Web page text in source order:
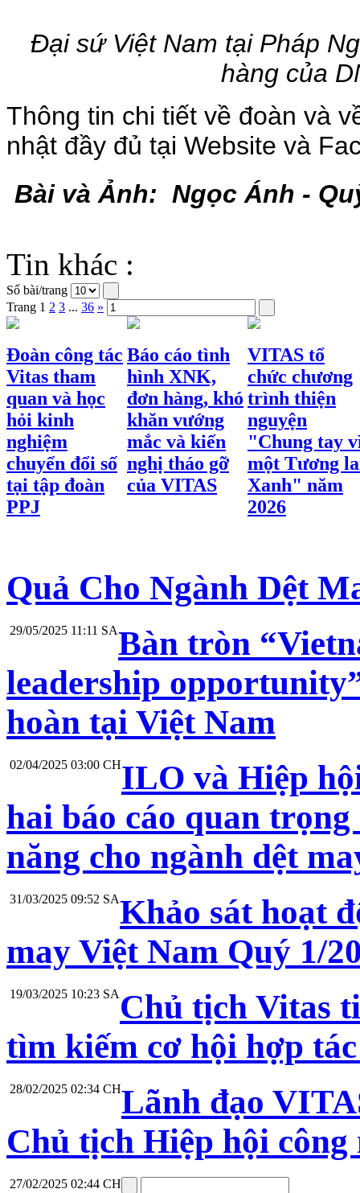
Đại sứ Việt Nam tại Pháp
hàng của
Thông tin chi tiết về đoàn và
nhật đầy đủ tại Website và
Bài và Ảnh: Ngọc Ánh -
Tin khác :
Số bài/trang
Trang 1 2 3 ... 36 »
Đoàn công tác
Vitas tham
quan và học
hỏi kinh
nghiệm
chuyển đổi số
tại tập đoàn
PPJ
Báo cáo tình
hình XNK,
đơn hàng, khó
khăn vướng
mắc và kiến
nghị tháo gỡ
của VITAS
VITAS tổ
chức chương
trình thiện
nguyện
"Chung tay
một Tương
Xanh" năm
2026
Quả Cho Ngành Dệt
29/05/2025 11:11 SABàn tròn
leadership
hoàn tại Việt Nam
02/04/2025 03:00 CHILO và Hiệp
hai báo cáo quan
năng cho ngành dệt
31/03/2025 09:52 SAKhảo sát hoạt
may Việt Nam Quý 1/
19/03/2025 10:23 SA Chủ tịch Vitas
tìm kiếm cơ hội hợp
28/02/2025 02:34 CHLãnh đạo
Chủ tịch Hiệp hội
27/02/2025 02:44 CH